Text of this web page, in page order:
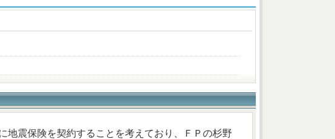
地震保険を契約することを考えており、ＦＰの杉野